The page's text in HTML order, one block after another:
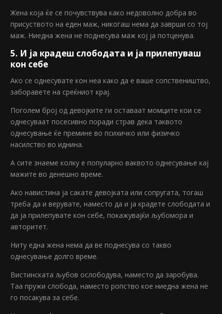
Жена која ќе се почувствува како недоволно добра во
присуството на еден маж, никогаш нема да заврши со тој
маж. Ниедна жена не поднесува маж кој ја потценува.
5. И ја крадеш слободата и ја прилепуваш
кон себе
Ако се однесувате кон неа како да е ваше сопствеништво,
заборавете на среќниот крај.
Поголем број од девојките ги оставаат момците кои се
однесуваат посесивно поради страв дека таквото
однесување ќе премине во психичко или физичко
насилство во иднина.
А сите знаеме колку е популарно ваквото однесување кај
мажите во денешно време.
Ако навистина ја сакате девојката или сопругата, тогаш
треба да и верувате, наместо да и ја крадете слободата и
да ја прилепувате кон себе, покажувајќи љубомора и
авторитет.
Ниту една жена нема да ве поднесува со такво
однесување долго време.
Вистинската љубов ослободува, наместо да заробува.
Таа пружи слобода, наместо ропство кое ниедна жена не
го посакува за себе.